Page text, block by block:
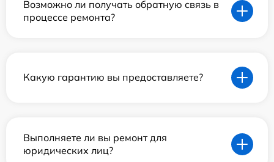
Возможно ли получать обратную связь в
процессе ремонта?
Какую гарантию вы предоставляете?
Выполняете ли вы ремонт для
юридических лиц?